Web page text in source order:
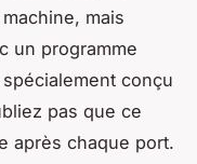
mais
un programme
conçu
pas que ce
après chaque port.